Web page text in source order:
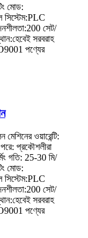
মোড:
সিস্টেম:PLC
সেট/
সরবরাহ
পণ্যের
ওয়ারেন্টি:
প্রকৌশলীরা
গতি: 25-30 মি/
মোড:
সিস্টেম:PLC
সেট/
সরবরাহ
পণ্যের